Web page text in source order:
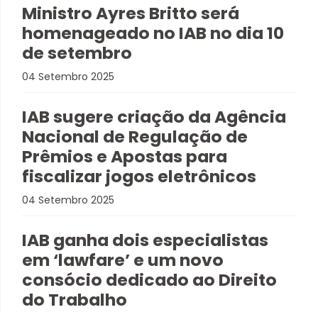
Ministro Ayres Britto será
homenageado no IAB no dia 10
de setembro
04 Setembro 2025
IAB sugere criação da Agência
Nacional de Regulação de
Prêmios e Apostas para
fiscalizar jogos eletrônicos
04 Setembro 2025
IAB ganha dois especialistas
em ‘lawfare’ e um novo
consócio dedicado ao Direito
do Trabalho